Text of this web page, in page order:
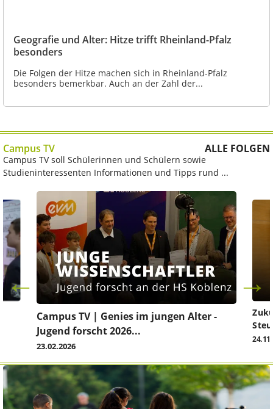
Geografie und Alter: Hitze trifft Rheinland-Pfalz
besonders
Die Folgen der Hitze machen sich in Rheinland-Pfalz
besonders bemerkbar. Auch an der Zahl der...
Campus TV ALLE FOLGEN
Campus TV soll Schülerinnen und Schülern sowie
Studieninteressenten Informationen und Tipps rund ...
Campus TV | Genies im jungen Alter -
Jugend forscht 2026...
23.02.2026